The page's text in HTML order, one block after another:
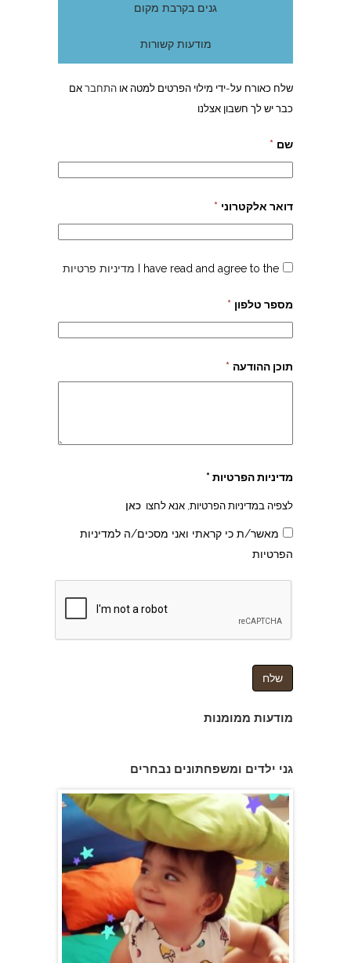
גנים בקרבת מקום
מודעות קשורות
שלח כאורח על-ידי מילוי הפרטים למטה או התחבראם
כבר יש לך חשבון אצלנו
שם *
דואר אלקטרוני *
I have read and agree to the מדיניות פרטיות
מספר טלפון *
תוכן ההודעה *
מדיניות הפרטיות *
לצפיה במדיניות הפרטיות, אנא לחצו כאן
מאשר/ת כי קראתי ואני מסכים/ה למדיניות
הפרטיות
מודעות ממומנות
גני ילדים ומשפחתונים נבחרים
גן הכוכבים באשדוד - גן ילדים וצהרון
משפחתון ופעוטון ילנה במערב ראשון לציון